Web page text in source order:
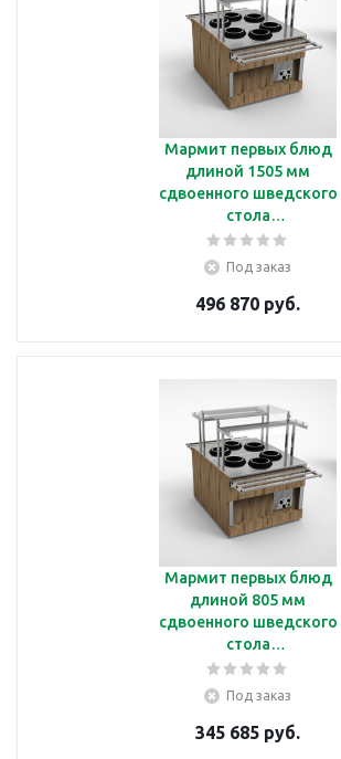
Мармит первых блюд
длиной 1505 мм
сдвоенного шведского
стола
Челябторгтехника
RМ43АD2
Под заказ
496 870 руб.
Мармит первых блюд
длиной 805 мм
сдвоенного шведского
стола
Челябторгтехника
RМ41АD2
Под заказ
345 685 руб.